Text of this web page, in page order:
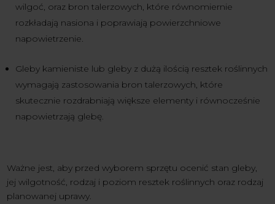
wilgoć, oraz bron talerzowych, które równomiernie
rozkładają nasiona i poprawiają powierzchniowe
napowietrzenie.
Gleby kamieniste lub gleby z dużą ilością resztek roślinnych
wymagają zastosowania bron talerzowych, które
skutecznie rozdrabniają większe elementy i równocześnie
napowietrzają glebę.
Ważne jest, aby przed wyborem sprzętu ocenić stan gleby,
jej wilgotność, rodzaj i poziom resztek roślinnych oraz rodzaj
planowanej uprawy.